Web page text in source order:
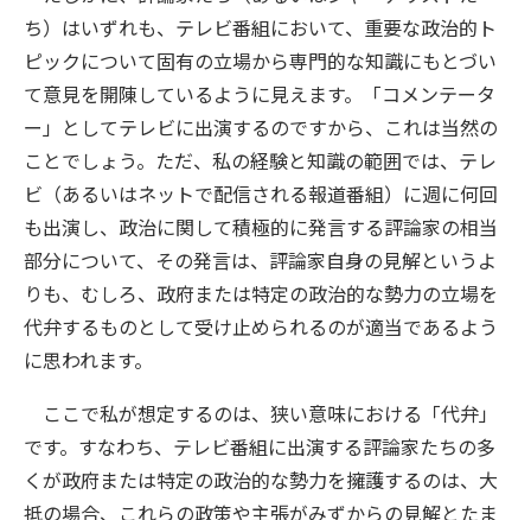
ち）はいずれも、テレビ番組において、重要な政治的ト
ピックについて固有の立場から専門的な知識にもとづい
て意見を開陳しているように見えます。「コメンテータ
ー」としてテレビに出演するのですから、これは当然の
ことでしょう。ただ、私の経験と知識の範囲では、テレ
ビ（あるいはネットで配信される報道番組）に週に何回
も出演し、政治に関して積極的に発言する評論家の相当
部分について、その発言は、評論家自身の見解というよ
りも、むしろ、政府または特定の政治的な勢力の立場を
代弁するものとして受け止められるのが適当であるよう
に思われます。
ここで私が想定するのは、狭い意味における「代弁」
です。すなわち、テレビ番組に出演する評論家たちの多
くが政府または特定の政治的な勢力を擁護するのは、大
抵の場合、これらの政策や主張がみずからの見解とたま